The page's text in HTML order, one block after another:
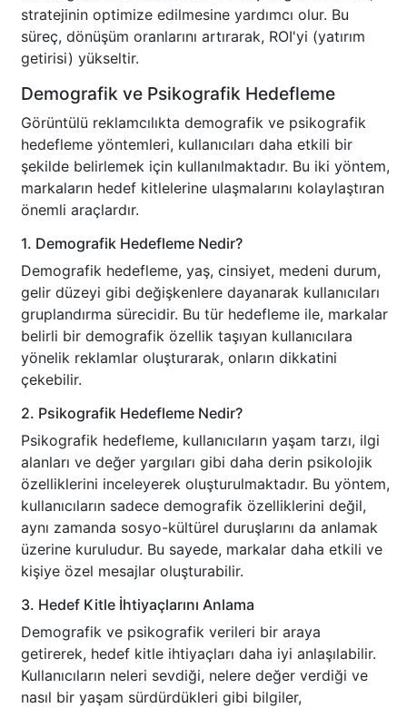
stratejinin optimize edilmesine yardımcı olur. Bu
süreç, dönüşüm oranlarını artırarak, ROI'yi (yatırım
getirisi) yükseltir.
Demografik ve Psikografik Hedefleme
Görüntülü reklamcılıkta demografik ve psikografik
hedefleme yöntemleri, kullanıcıları daha etkili bir
şekilde belirlemek için kullanılmaktadır. Bu iki yöntem,
markaların hedef kitlelerine ulaşmalarını kolaylaştıran
önemli araçlardır.
1. Demografik Hedefleme Nedir?
Demografik hedefleme, yaş, cinsiyet, medeni durum,
gelir düzeyi gibi değişkenlere dayanarak kullanıcıları
gruplandırma sürecidir. Bu tür hedefleme ile, markalar
belirli bir demografik özellik taşıyan kullanıcılara
yönelik reklamlar oluşturarak, onların dikkatini
çekebilir.
2. Psikografik Hedefleme Nedir?
Psikografik hedefleme, kullanıcıların yaşam tarzı, ilgi
alanları ve değer yargıları gibi daha derin psikolojik
özelliklerini inceleyerek oluşturulmaktadır. Bu yöntem,
kullanıcıların sadece demografik özelliklerini değil,
aynı zamanda sosyo-kültürel duruşlarını da anlamak
üzerine kuruludur. Bu sayede, markalar daha etkili ve
kişiye özel mesajlar oluşturabilir.
3. Hedef Kitle İhtiyaçlarını Anlama
Demografik ve psikografik verileri bir araya
getirerek, hedef kitle ihtiyaçları daha iyi anlaşılabilir.
Kullanıcıların neleri sevdiği, nelere değer verdiği ve
nasıl bir yaşam sürdürdükleri gibi bilgiler,